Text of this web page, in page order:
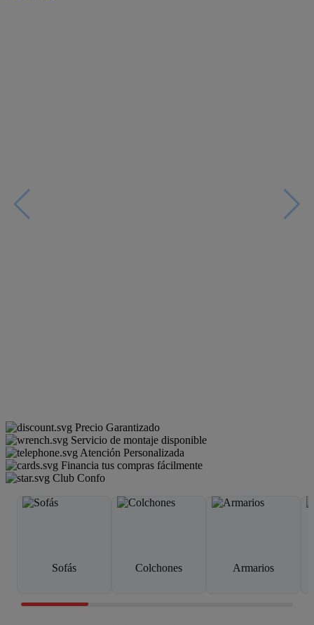
Precio Garantizado
Servicio de montaje disponible
Atención Personalizada
Financia tus compras fácilmente
Club Confo
Sofás Colchones Armarios